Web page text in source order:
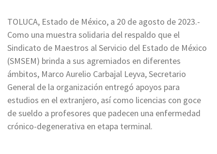
TOLUCA, Estado de México, a 20 de agosto de 2023.-
Como una muestra solidaria del respaldo que el
Sindicato de Maestros al Servicio del Estado de México
(SMSEM) brinda a sus agremiados en diferentes
ámbitos, Marco Aurelio Carbajal Leyva, Secretario
General de la organización entregó apoyos para
estudios en el extranjero, así como licencias con goce
de sueldo a profesores que padecen una enfermedad
crónico-degenerativa en etapa terminal.